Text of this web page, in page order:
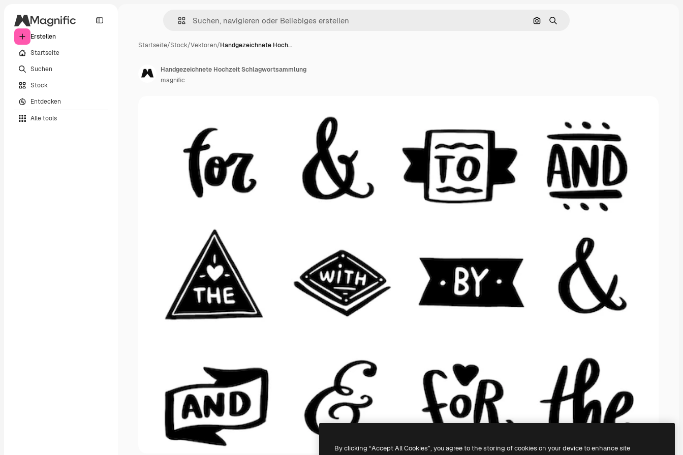
Erstellen
Startseite
Suchen
Stock
Entdecken
Alle tools
Nach Bild suchen
Suchen
Startseite/Stock/Vektoren/Handgezeichnete Hoch…
Handgezeichnete Hochzeit Schlagwortsammlung
magnific
By clicking “Accept All Cookies”, you agree to the storing of cookies on your device to enhance site